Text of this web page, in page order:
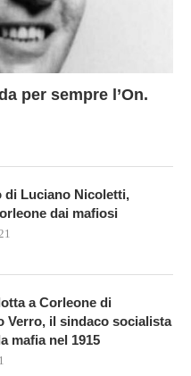
per sempre l’On.
di Luciano Nicoletti,
dai mafiosi
a Corleone di
Verro, il sindaco socialista
mafia nel 1915